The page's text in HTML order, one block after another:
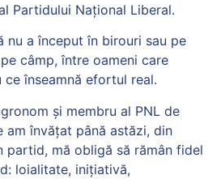
Partidului Național Liberal.
nu a început în birouri sau pe
câmp, între oameni care
înseamnă efortul real.
și membru al PNL de
am învățat până astăzi, din
partid, mă obligă să rămân fidel
loialitate, inițiativă,